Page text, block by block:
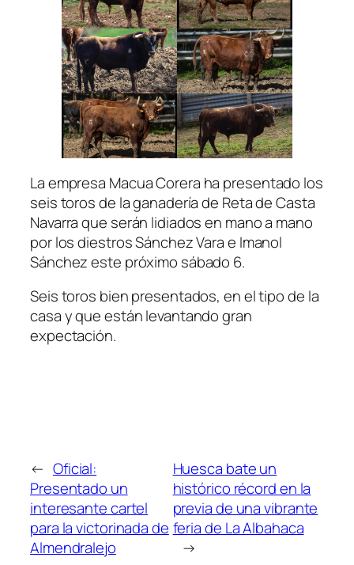
La empresa Macua Corera ha presentado los
seis toros de la ganadería de Reta de Casta
Navarra que serán lidiados en mano a mano
por los diestros Sánchez Vara e Imanol
Sánchez este próximo sábado 6.
Seis toros bien presentados, en el tipo de la
casa y que están levantando gran
expectación.
← Oficial:
Presentado un
interesante cartel
para la victorinada de
Almendralejo
Huesca bate un
histórico récord en la
previa de una vibrante
feria de La Albahaca
→